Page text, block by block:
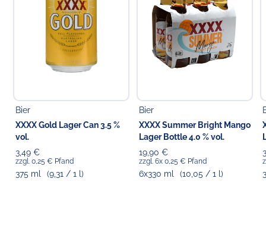
Pfandpflichtiger Artikel (0,25 € Einwegpfand pro
Flasche bzw. Dose).
Pfand wird je nach vorliegendem Angebotsformat
entweder zzgl. erhoben (wenn separat ausgewiesen)
oder ist bereits im Preis inkludiert (wenn nicht separat
ausgewiesen).
Verantwortlicher Lebensmittelunternehmer
Choppy's Food & Non-Food GmbH
Koldingstr. 1B
22769 Hamburg
Bier
XXXX Gold Lager Can 3.5 %
vol.
3,49 €
zzgl. 0,25 € Pfand
375 ml (9,31 / 1 l)
Bier
XXXX Summer Bright Mango
Lager Bottle 4.0 % vol.
19,90 €
zzgl. 6x 0,25 € Pfand
6x330 ml (10,05 / 1 l)